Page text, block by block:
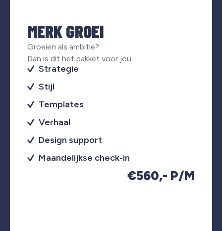
MERK GROEI
Groeien als ambitie?
Dan is dit het pakket voor jou
Strategie
Stijl
Templates
Verhaal
Design support
Maandelijkse check-in
€560,- P/M